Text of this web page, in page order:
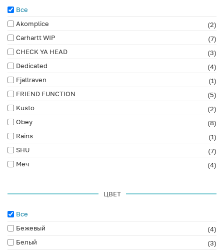
Все
Akomplice
(2)
Carhartt WIP
(7)
CHECK YA HEAD
(3)
Dedicated
(4)
Fjallraven
(1)
FRIEND FUNCTION
(5)
Kusto
(2)
Obey
(8)
Rains
(1)
SHU
(7)
Меч
(4)
ЦВЕТ
Все
Бежевый
(4)
Белый
(3)